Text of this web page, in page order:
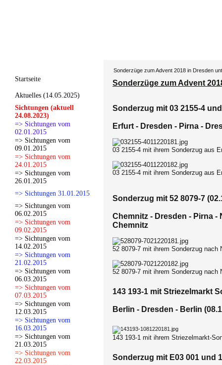
Startseite
Aktuelles (14.05.2025)
Sichtungen (aktuell
24.08.2023)
=> Sichtungen vom
02.01.2015
=> Sichtungen vom
09.01.2015
=> Sichtungen vom
24.01.2015
=> Sichtungen vom
26.01.2015
=> Sichtungen 31.01.2015
=> Sichtungen vom
06.02.2015
=> Sichtungen vom
09.02.2015
=> Sichtungen vom
14.02.2015
=> Sichtungen vom
21.02.2015
=> Sichtungen vom
06.03.2015
=> Sichtungen vom
07.03.2015
=> Sichtungen vom
12.03.2015
=> Sichtungen vom
16.03.2015
=> Sichtungen vom
21.03.2015
=> Sichtungen vom
22.03.2015
Sonderzüge zum Advent 2018 in Dresden
Sonderzüge zum Advent
Sonderzug mit 03 2155-4
Erfurt - Dresden - Pirna -
03 2155-4 mit ihrem Sonderzug aus
03 2155-4 mit ihrem Sonderzug aus
Sonderzug mit 52 8079-7
Chemnitz - Dresden - Pirna
Chemnitz
52 8079-7 mit ihrem Sonderzug nach
52 8079-7 mit ihrem Sonderzug nach
143 193-1 mit Striezelmarkt
Berlin - Dresden - Berlin
143 193-1 mit ihrem Striezelmarkt-
Sonderzug mit E03 001 und